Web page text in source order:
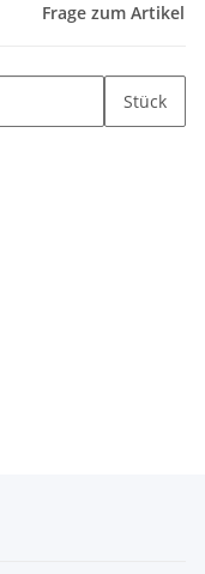
Frage zum Artikel
Stück